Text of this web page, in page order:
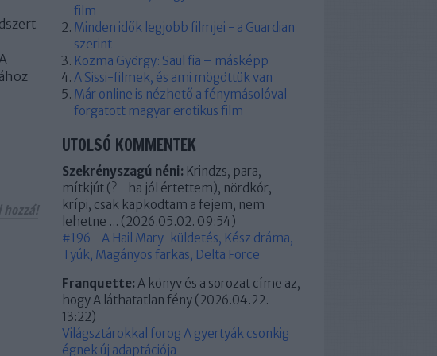
hozzá!
film
Minden idők legjobb filmjei - a Guardian
szerint
Kozma György: Saul fia – másképp
A Sissi-filmek, és ami mögöttük van
Már online is nézhető a fénymásolóval
forgatott magyar erotikus film
UTOLSÓ KOMMENTEK
Szekrényszagú néni: Krindzs, para,
mítkjút (? - ha jól értettem), nördkór,
krípi, csak kapkodtam a fejem, nem
lehetne ... (2026.05.02. 09:54)
#196 - A Hail Mary-küldetés, Kész dráma,
Tyúk, Magányos farkas, Delta Force
Franquette: A könyv és a sorozat címe az,
hogy A láthatatlan fény (2026.04.22.
13:22)
Világsztárokkal forog A gyertyák csonkig
égnek új adaptációja